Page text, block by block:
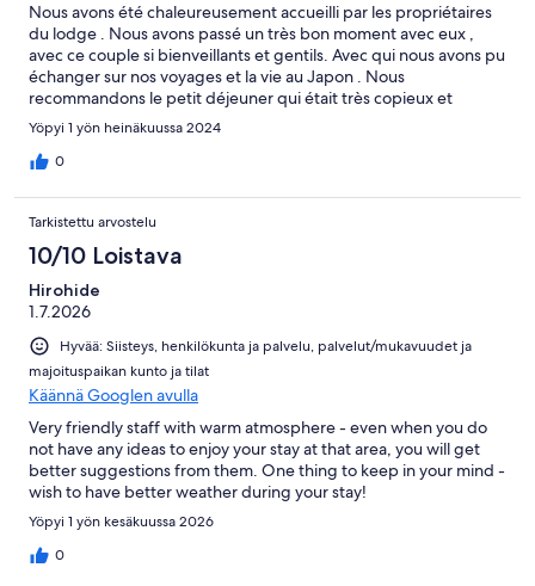
Nous avons été chaleureusement accueilli par les propriétaires
du lodge . Nous avons passé un très bon moment avec eux ,
avec ce couple si bienveillants et gentils. Avec qui nous avons pu
échanger sur nos voyages et la vie au Japon . Nous
recommandons le petit déjeuner qui était très copieux et
délicieux. Au plaisir , d’avoir partagé ce moment avec eux .
Matane See you soon
Yöpyi 1 yön heinäkuussa 2024
0
Tarkistettu arvostelu
10/10 Loistava
Hirohide
1.7.2026
Hyvää: Siisteys, henkilökunta ja palvelu, palvelut/mukavuudet ja
majoituspaikan kunto ja tilat
Käännä Googlen avulla
Very friendly staff with warm atmosphere - even when you do
not have any ideas to enjoy your stay at that area, you will get
better suggestions from them. One thing to keep in your mind -
wish to have better weather during your stay!
Yöpyi 1 yön kesäkuussa 2026
0